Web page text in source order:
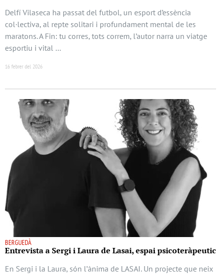
Delfí Vilaseca ha passat del futbol, un esport d’essència
col·lectiva, al repte solitari i profundament mental de les
maratons. A Fin: tu corres, tots correm, l’autor narra un viatge
esportiu i vital …
16 febrer del 2026
BERGUEDÀ
Entrevista a Sergi i Laura de Lasai, espai psicoteràpeutic
En Sergi i la Laura, són l’ànima de LASAI. Un projecte que neix